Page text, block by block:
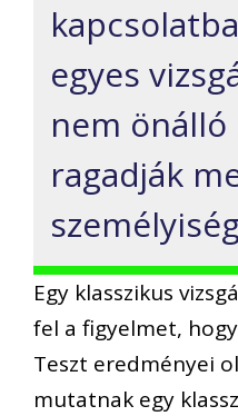
egyes
nem
ragadják
Egy klasszikus
fel a figyelmet,
Teszt eredményei
mutatnak egy